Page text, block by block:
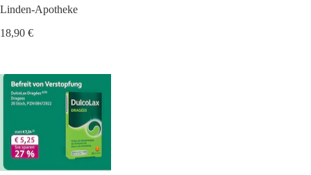
Linden-Apotheke
18,90 €